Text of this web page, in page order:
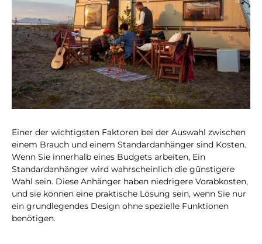
Einer der wichtigsten Faktoren bei der Auswahl zwischen
einem Brauch und einem Standardanhänger sind Kosten.
Wenn Sie innerhalb eines Budgets arbeiten, Ein
Standardanhänger wird wahrscheinlich die günstigere
Wahl sein. Diese Anhänger haben niedrigere Vorabkosten,
und sie können eine praktische Lösung sein, wenn Sie nur
ein grundlegendes Design ohne spezielle Funktionen
benötigen.